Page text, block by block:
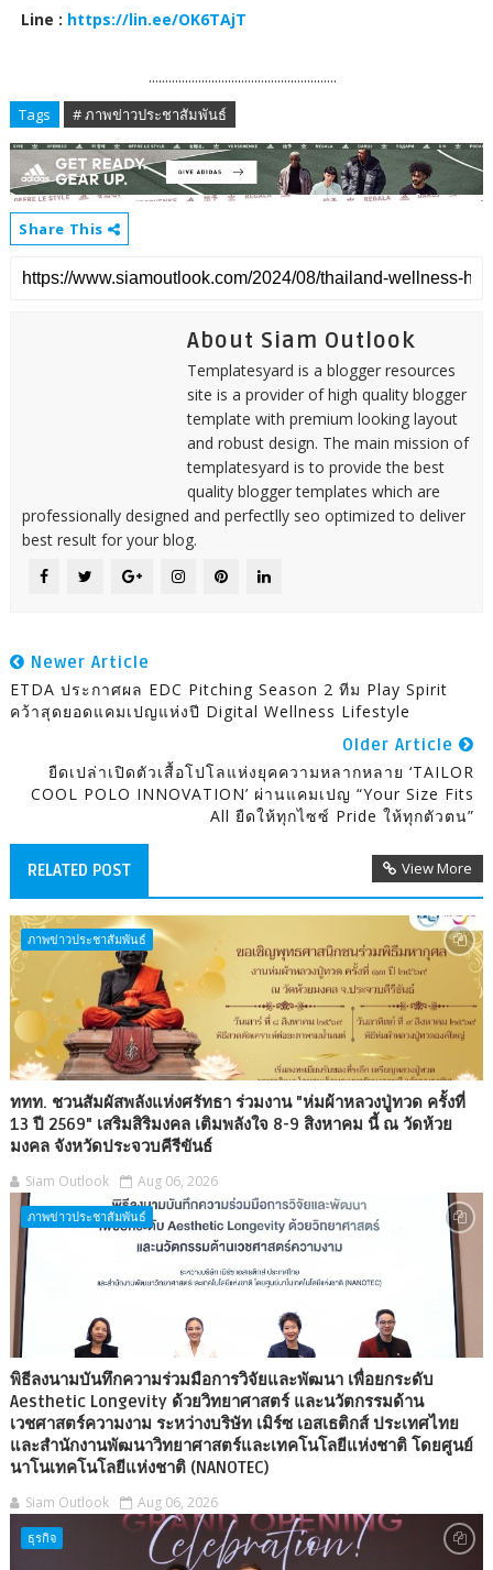
Line : https://lin.ee/OK6TAjT
.........................................................
Tags # ภาพข่าวประชาสัมพันธ์
Share This
About Siam Outlook
Templatesyard is a blogger resources
site is a provider of high quality blogger
template with premium looking layout
and robust design. The main mission of
templatesyard is to provide the best
quality blogger templates which are
professionally designed and perfectlly seo optimized to deliver
best result for your blog.
Newer Article
ETDA ประกาศผล EDC Pitching Season 2 ทีม Play Spirit
คว้าสุดยอดแคมเปญแห่งปี Digital Wellness Lifestyle
Older Article
ยืดเปล่าเปิดตัวเสื้อโปโลแห่งยุคความหลากหลาย ‘TAILOR
COOL POLO INNOVATION’ ผ่านแคมเปญ “Your Size Fits
All ยืดให้ทุกไซซ์ Pride ให้ทุกตัวตน”
RELATED POST View More
ภาพข่าวประชาสัมพันธ์
ททท. ชวนสัมผัสพลังแห่งศรัทธา ร่วมงาน "ห่มผ้าหลวงปู่ทวด ครั้งที่
13 ปี 2569" เสริมสิริมงคล เติมพลังใจ 8-9 สิงหาคม นี้ ณ วัดห้วย
มงคล จังหวัดประจวบคีรีขันธ์
Siam Outlook Aug 06, 2026
ภาพข่าวประชาสัมพันธ์
พิธีลงนามบันทึกความร่วมมือการวิจัยและพัฒนา เพื่อยกระดับ
Aesthetic Longevity ด้วยวิทยาศาสตร์ และนวัตกรรมด้าน
เวชศาสตร์ความงาม ระหว่างบริษัท เมิร์ซ เอสเธติกส์ ประเทศไทย
และสำนักงานพัฒนาวิทยาศาสตร์และเทคโนโลยีแห่งชาติ โดยศูนย์
นาโนเทคโนโลยีแห่งชาติ (NANOTEC)
Siam Outlook Aug 06, 2026
ธุรกิจ